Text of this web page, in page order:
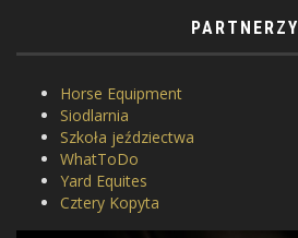
PARTNERZY
Horse Equipment
Siodlarnia
Szkoła jeździectwa
WhatToDo
Yard Equites
Cztery Kopyta